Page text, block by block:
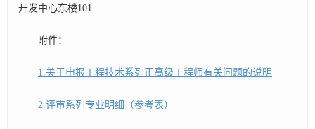
开发中心东楼101
附件：
1.关于申报工程技术系列正高级工程师有关问题的说明
2.评审系列专业明细（参考表）